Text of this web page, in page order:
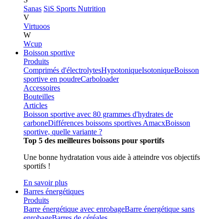
Sanas SiS Sports Nutrition
V
Virtuoos
W
Wcup
Boisson sportive
Produits
Comprimés d'électrolytesHypotoniqueIsotoniqueBoisson
sportive en poudreCarboloader
Accessoires
Bouteilles
Articles
Boisson sportive avec 80 grammes d'hydrates de
carboneDifférences boissons sportives AmacxBoisson
sportive, quelle variante ?
Top 5 des meilleures boissons pour sportifs
Une bonne hydratation vous aide à atteindre vos objectifs
sportifs !
En savoir plus
Barres énergétiques
Produits
Barre énergétique avec enrobageBarre énergétique sans